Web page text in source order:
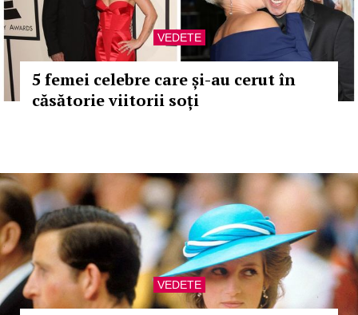
VEDETE
5 femei celebre care și-au cerut în
căsătorie viitorii soți
VEDETE